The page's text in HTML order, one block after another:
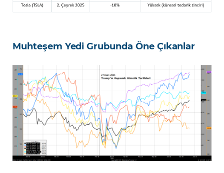
Muhteşem Yedi Grubunda Öne Çıkanlar